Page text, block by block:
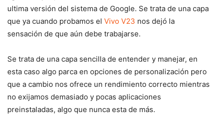
ultima versión del sistema de Google. Se trata de una capa
que ya cuando probamos el Vivo V23 nos dejó la
sensación de que aún debe trabajarse.
Se trata de una capa sencilla de entender y manejar, en
esta caso algo parca en opciones de personalización pero
que a cambio nos ofrece un rendimiento correcto mientras
no exijamos demasiado y pocas aplicaciones
preinstaladas, algo que nunca esta de más.